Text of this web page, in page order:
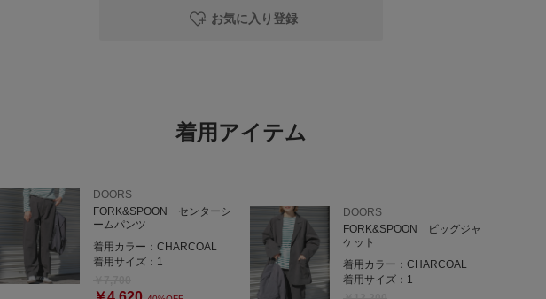
お気に入り登録
着用アイテム
DOORS
FORK&SPOON センターシ
ームパンツ
着用カラー： CHARCOAL
着用サイズ： 1
DOORS
FORK&SPOON ビッグジャ
ケット
着用カラー： CHARCOAL
着用サイズ： 1